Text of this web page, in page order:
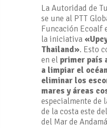
La Autoridad de
se une al PTT
Funcación Ecoalf
la iniciativa
Thailand». Esto
en el primer país
a limpiar el
eliminar los
mares y áreas
especialmente de
de la costa este
del Mar de